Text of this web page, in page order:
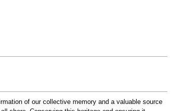
of our collective memory and a valuable source